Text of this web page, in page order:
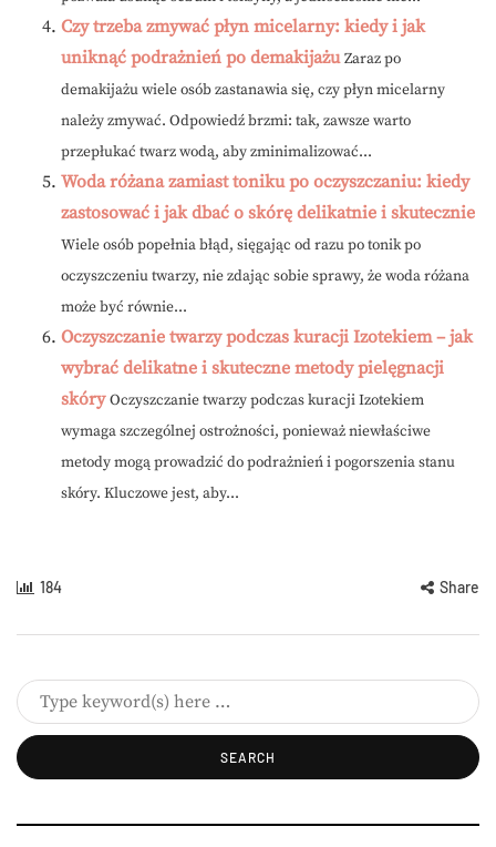
Czy trzeba zmywać płyn micelarny: kiedy i jak
uniknąć podrażnień po demakijażu Zaraz po
demakijażu wiele osób zastanawia się, czy płyn micelarny
należy zmywać. Odpowiedź brzmi: tak, zawsze warto
przepłukać twarz wodą, aby zminimalizować...
Woda różana zamiast toniku po oczyszczaniu: kiedy
zastosować i jak dbać o skórę delikatnie i skutecznie
Wiele osób popełnia błąd, sięgając od razu po tonik po
oczyszczeniu twarzy, nie zdając sobie sprawy, że woda różana
może być równie...
Oczyszczanie twarzy podczas kuracji Izotekiem – jak
wybrać delikatne i skuteczne metody pielęgnacji
skóry Oczyszczanie twarzy podczas kuracji Izotekiem
wymaga szczególnej ostrożności, ponieważ niewłaściwe
metody mogą prowadzić do podrażnień i pogorszenia stanu
skóry. Kluczowe jest, aby...
184 Share